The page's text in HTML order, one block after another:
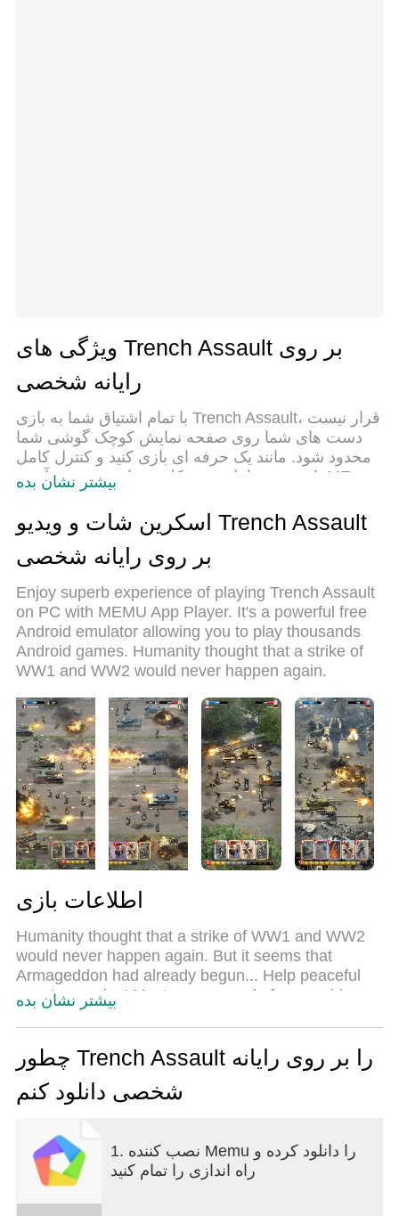
ویژگی های Trench Assault بر روی
رایانه شخصی
با تمام اشتیاق شما به بازی Trench Assault، قرار نیست
دست های شما روی صفحه نمایش کوچک گوشی شما
محدود شود. مانند یک حرفه ای بازی کنید و کنترل کامل
بازی خود را با صفحه کلید و ماوس بدست آورید.MEmu
همه ی انتظاراتی که دارید را برآورده می کند.Trench
Assault را بر روی رایانه شخصی دانلود و بازی کنید. تا
زمانی که می خواهید بازی کنید، دیگر محدودیتی در
باتری، داده تلفن همراه و تماس های مزاحم وجود
Trench Assault روی رایانه شخصی است. با تخصص ما،
سیستم keymapping از پیش تعیین شده عالی،Trench
Assault را به یک بازی رایانه شخصی واقعی تبدیل می
کند.مدیریت چند موردی MEmu امکان اجرای 2 یا چندین
حساب در یک دستگاه را فراهم می کند.و مهم‌تر از همه،
رایانه شما را آزاد کند و همه چیز را روان کند.
بیشتر نشان بده
اسکرین شات و ویدیو Trench Assault
بر روی رایانه شخصی
Enjoy superb experience of playing Trench Assault
on PC with MEMU App Player. It's a powerful free
Android emulator allowing you to play thousands
Android games. Humanity thought that a strike of
WW1 and WW2 would never happen again.
اطلاعات بازی
Humanity thought that a strike of WW1 and WW2
would never happen again. But it seems that
Armageddon had already begun... Help peaceful
country survive! Master command of war, guide
your army and win the trench war!
card deck and crush your enemy's HQ by tactically
deploying your army!
Numerous military equipment is at your disposal:
gunners, guns, a tank, a bomb. Earn medals and
climb up the Leaderboard! Open crates to unlock
new powerful units and spells! Will you get one of
the legendary cards?
بیشتر نشان بده
چطور Trench Assault را بر روی رایانه
شخصی دانلود کنم
1. نصب کننده Memu را دانلود کرده و
راه اندازی را تمام کنید